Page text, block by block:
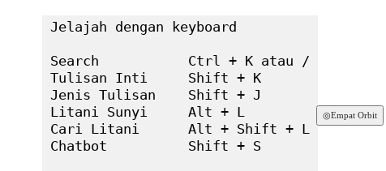
Jelajah dengan keyboard
Search           Ctrl + K atau /
Tulisan Inti     Shift + K
Jenis Tulisan    Shift + J
Litani Sunyi     Alt + L
Cari Litani      Alt + Shift + L
Chatbot          Shift + S
Terbaru
◎Empat Orbit